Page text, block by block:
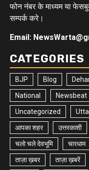
फोन नंबर के माध्यम या
सम्पर्क करे।
Email:
CATEGORIES
BJP Blog
National Newsbeat
Uncategorized
आपका शहर उत्तरकाशी
चलो चले देवभूमि चारधाम
ताज़ा ख़बर ताज़ा ख़बरें